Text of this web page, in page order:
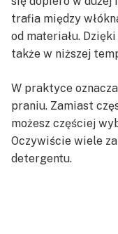
trafia między
od materiału.
także w niższej
W praktyce
praniu. Zamiast
możesz częściej
Oczywiście wiele
detergentu.